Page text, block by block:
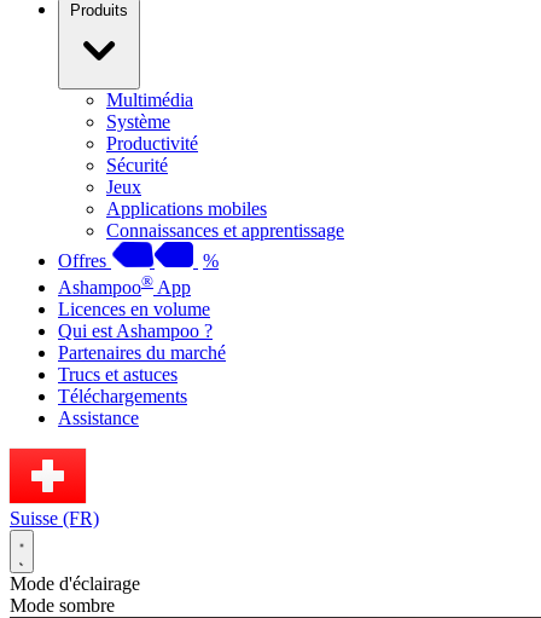
Produits
Multimédia
Système
Productivité
Sécurité
Jeux
Applications mobiles
Connaissances et apprentissage
Offres
%
Ashampoo® App
Licences en volume
Qui est Ashampoo ?
Partenaires du marché
Trucs et astuces
Téléchargements
Assistance
Suisse (FR)
Mode d'éclairage
Mode sombre